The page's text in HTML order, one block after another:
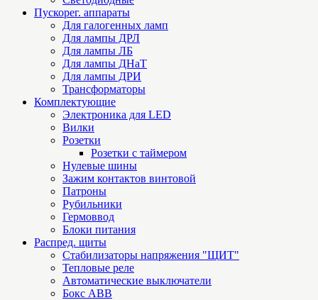
Пускорег. аппараты
Для галогенных ламп
Для лампы ДРЛ
Для лампы ЛБ
Для лампы ДНаТ
Для лампы ДРИ
Трансформаторы
Комплектующие
Электроника для LED
Вилки
Розетки
Розетки с таймером
Нулевые шины
Зажим контактов винтовой
Патроны
Рубильники
Гермоввод
Блоки питания
Распред. щиты
Стабилизаторы напряжения "ЩИТ"
Тепловые реле
Автоматические выключатели
Бокс ABB